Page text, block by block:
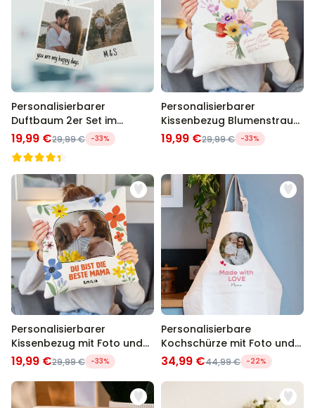
Personalisierbarer
Duftbaum 2er Set im
Polaroid-Look
19,99 €29,99 € -33%
Personalisierbarer
Kissenbezug Blumenstrauß
mit Handabdruck
19,99 €29,99 € -33%
Personalisierbarer
Kissenbezug mit Foto und
Text
19,99 €29,99 € -33%
Personalisierbare
Kochschürze mit Foto und
Text
34,99 €44,99 € -22%